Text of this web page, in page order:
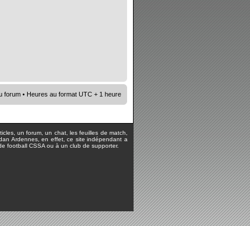
forum • Heures au format UTC + 1 heure
un forum, un chat, les feuilles de match,
Ardennes, en effet, ce site indépendant a
football CSSA ou à un club de supporter.